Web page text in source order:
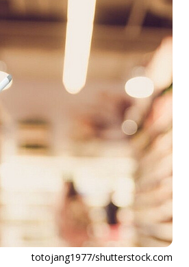
totojang1977/shutterstock.com